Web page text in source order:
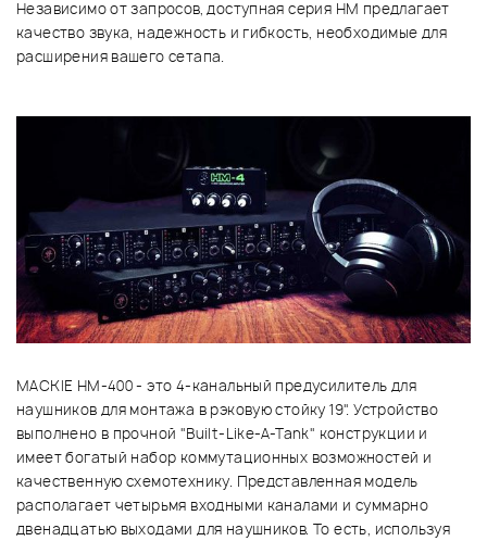
Независимо от запросов, доступная серия HM предлагает
качество звука, надежность и гибкость, необходимые для
расширения вашего сетапа.
MACKIE HM-400 - это 4-канальный предусилитель для
наушников для монтажа в рэковую стойку 19". Устройство
выполнено в прочной "Built-Like-A-Tank" конструкции и
имеет богатый набор коммутационных возможностей и
качественную схемотехнику. Представленная модель
располагает четырьмя входными каналами и суммарно
двенадцатью выходами для наушников. То есть, используя